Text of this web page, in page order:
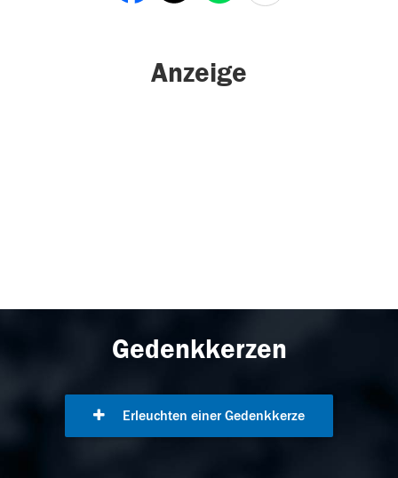
Anzeige
Gedenkkerzen
Erleuchten einer Gedenkkerze